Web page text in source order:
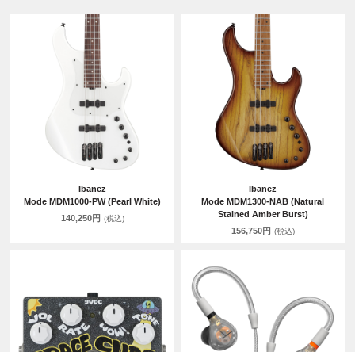
Ibanez
Mode MDM1000-PW (Pearl White)
140,250円 (税込)
Ibanez
Mode MDM1300-NAB (Natural
Stained Amber Burst)
156,750円 (税込)